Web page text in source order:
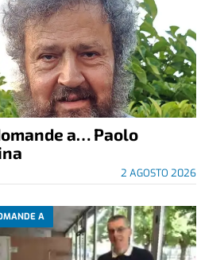
a… Paolo
2 AGOSTO 2026
A